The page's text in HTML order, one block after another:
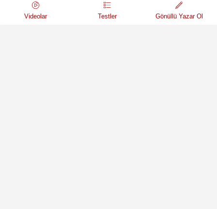
Videolar Testler Gönüllü Yazar Ol